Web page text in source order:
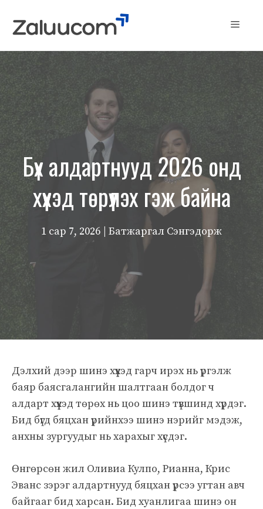
Menu
Бүх алдартнууд 2026 онд
хүүхэд төрүүлэх гэж байна
1 сар 7, 2026 | Батжаргал Сэнгэдорж
Дэлхий дээр шинэ хүүхэд гарч ирэх нь үргэлж
баяр баясгалангийн шалтгаан болдог ч
алдарт хүүхэд төрөх нь цоо шинэ түвшинд хүрдэг.
Бид бүгд бяцхан үрийнхээ шинэ нэрийг мэдэж,
анхны зургуудыг нь харахыг хүсдэг.
Өнгөрсөн жил Оливиа Кулпо, Рианна, Крис
Эванс зэрэг алдартнууд бяцхан үрсээ угтан авч
байгааг бид харсан. Бид хуанлигаа шинэ он